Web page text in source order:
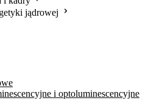
jądrowej
i optoluminescencyjne